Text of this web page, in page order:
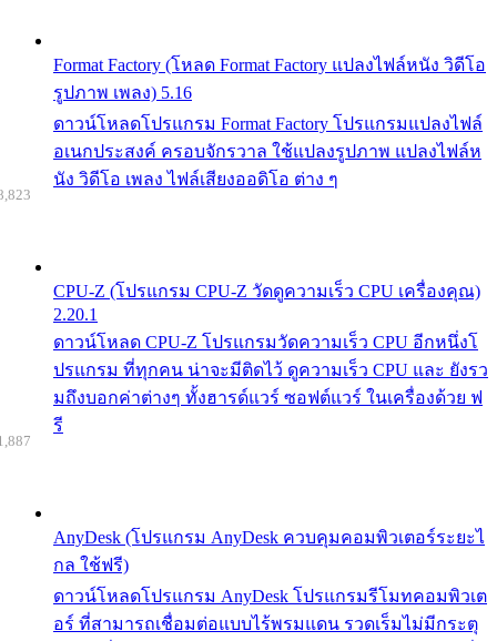
Format Factory (โหลด Format Factory แปลงไฟล์หนัง วิดีโอ
รูปภาพ เพลง) 5.16
ดาวน์โหลดโปรแกรม Format Factory โปรแกรมแปลงไฟล์
อเนกประสงค์ ครอบจักรวาล ใช้แปลงรูปภาพ แปลงไฟล์ห
นัง วิดีโอ เพลง ไฟล์เสียงออดิโอ ต่าง ๆ
CPU-Z (โปรแกรม CPU-Z วัดดูความเร็ว CPU เครื่องคุณ)
2.20.1
ดาวน์โหลด CPU-Z โปรแกรมวัดความเร็ว CPU อีกหนึ่งโ
ปรแกรม ที่ทุกคน น่าจะมีติดไว้ ดูความเร็ว CPU และ ยังรว
มถึงบอกค่าต่างๆ ทั้งฮารด์แวร์ ซอฟต์แวร์ ในเครื่องด้วย ฟ
รี
AnyDesk (โปรแกรม AnyDesk ควบคุมคอมพิวเตอร์ระยะไ
กล ใช้ฟรี)
ดาวน์โหลดโปรแกรม AnyDesk โปรแกรมรีโมทคอมพิวเต
อร์ ที่สามารถเชื่อมต่อแบบไร้พรมแดน รวดเร็มไม่มีกระตุ